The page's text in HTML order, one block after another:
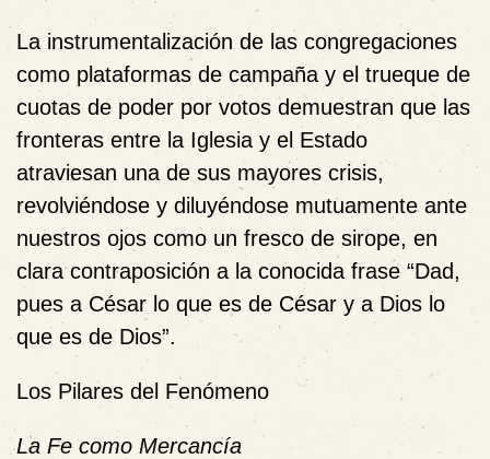
La instrumentalización de las congregaciones
como plataformas de campaña y el trueque de
cuotas de poder por votos demuestran que las
fronteras entre la Iglesia y el Estado
atraviesan una de sus mayores crisis,
revolviéndose y diluyéndose mutuamente ante
nuestros ojos como un fresco de sirope, en
clara contraposición a la conocida frase “Dad,
pues a César lo que es de César y a Dios lo
que es de Dios”.
Los Pilares del Fenómeno
La Fe como Mercancía